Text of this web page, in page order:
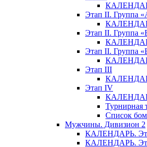
Этап II. Группа
Этап II. Группа
Этап II. Группа
Этап III
Этап IV
Турнирная
Список
Мужчины. Дивизион 2
КАЛЕНДАРЬ.
КАЛЕНДАРЬ.